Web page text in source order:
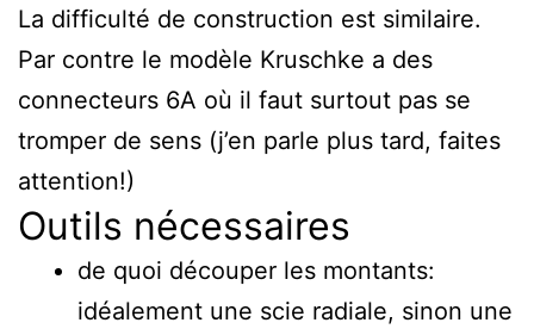
La difficulté de construction est similaire.
Par contre le modèle Kruschke a des
connecteurs 6A où il faut surtout pas se
tromper de sens (j’en parle plus tard, faites
attention!)
Outils nécessaires
de quoi découper les montants:
idéalement une scie radiale, sinon une